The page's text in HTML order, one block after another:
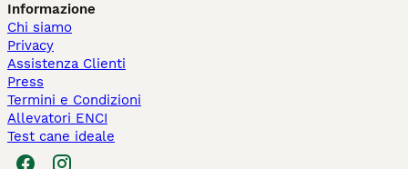
Informazione
Chi siamo
Privacy
Assistenza Clienti
Press
Termini e Condizioni
Allevatori ENCI
Test cane ideale